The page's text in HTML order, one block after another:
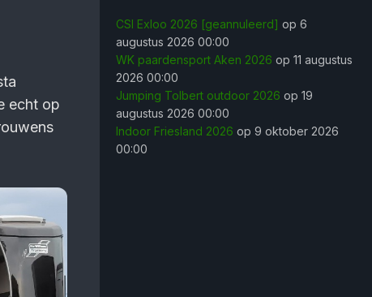
echt op
CSI Exloo 2026 [geannuleerd] op 6
augustus 2026 00:00
WK paardensport Aken 2026 op 11 augustus
2026 00:00
Jumping Tolbert outdoor 2026 op 19
augustus 2026 00:00
Indoor Friesland 2026 op 9 oktober 2026
00:00